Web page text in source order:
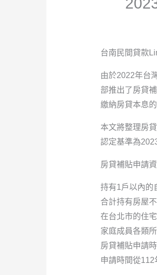
台南民間貸款
由於2022年台
部推出了房貸
繳納房貸本息
本文將整理房
認定基準為
房貸補貼申請資
持有1戶以內的
合計持有房屋
在台北市的住
家庭成員各類
房貸補貼申請時
申請時間從112